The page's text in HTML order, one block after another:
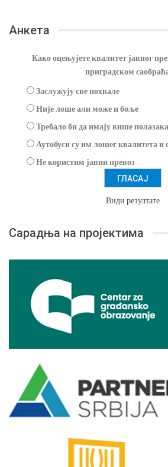
Анкета
Како оцењујете квалитет јавног
приградском
Заслужују све похвале
Није лоше али може и боље
Требало би да имају више полазака
Аутобуси су им лошег квалитета и
Не користим јавни превоз
Види резултате
Сарадња на пројектима